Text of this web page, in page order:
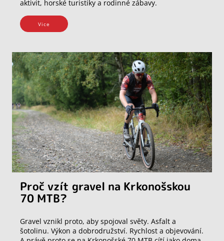
aktivit, horské turistiky a rodinné zábavy.
Vice
Proč vzít gravel na Krkonošskou
70 MTB?
Gravel vznikl proto, aby spojoval světy. Asfalt a
šotolinu. Výkon a dobrodružství. Rychlost a objevování.